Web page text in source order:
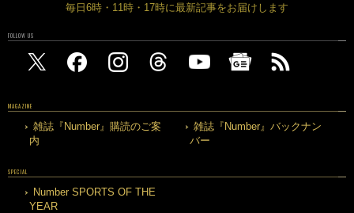
毎日6時・11時・17時に最新記事をお届けします
FOLLOW US
MAGAZINE
雑誌『Number』購読のご案
内
雑誌『Number』バックナン
バー
SPECIAL
Number SPORTS OF THE
YEAR